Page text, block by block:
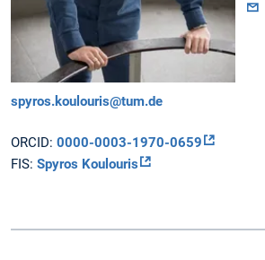
spyros.koulouris@tum.de
ORCID: 0000-0003-1970-0659
FIS: Spyros Koulouris